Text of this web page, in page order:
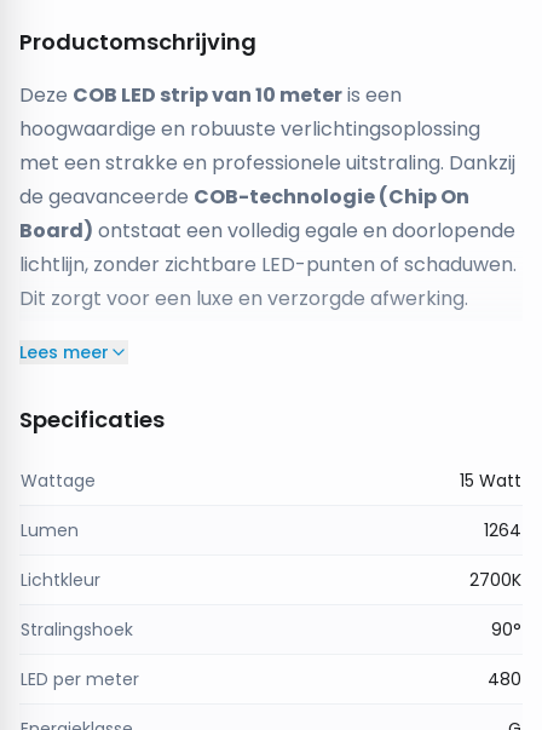
Productomschrijving
Deze COB LED strip van 10 meteris een
hoogwaardige en robuuste verlichtingsoplossing
met een strakke en professionele uitstraling. Dankzij
de geavanceerde COB-technologie (Chip On
Board) ontstaat een volledig egale en doorlopende
lichtlijn, zonder zichtbare LED-punten of schaduwen.
Dit zorgt voor een luxe en verzorgde afwerking.
een warme, gezellige en uitnodigende sfeer, ideaal
centraal staan. Tegelijkertijd blijft het licht
aangenaam en functioneel voor dagelijks gebruik.
beschermd tegen stof en spatwater, waardoor hij
uitstekend geschikt is voor vochtige binnenruimtes
keukens, overkappingen en horecagelegenheden.
Met een lengte van
Lees meer
Specificaties
Wattage 15 Watt
Lumen 1264
Lichtkleur 2700K
Stralingshoek 90°
LED per meter 480